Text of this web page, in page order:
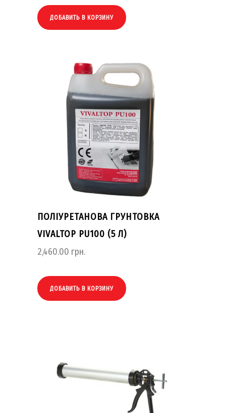
ДОБАВИТЬ В КОРЗИНУ
ПОЛІУРЕТАНОВА ГРУНТОВКА
VIVALTOP PU100 (5 Л)
2,460.00 грн.
ДОБАВИТЬ В КОРЗИНУ